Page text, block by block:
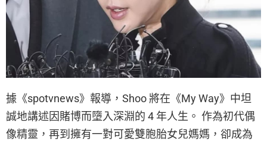
據《spotvnews》報導，Shoo 將在《My Way》中坦
誠地講述因賭博而墮入深淵的 4 年人生。 作為初代偶
像精靈，再到擁有一對可愛雙胞胎女兒媽媽，卻成為